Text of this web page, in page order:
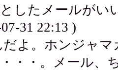
したメールがい
31 22:13 )
だよ。ホンジャ
・・。メール、